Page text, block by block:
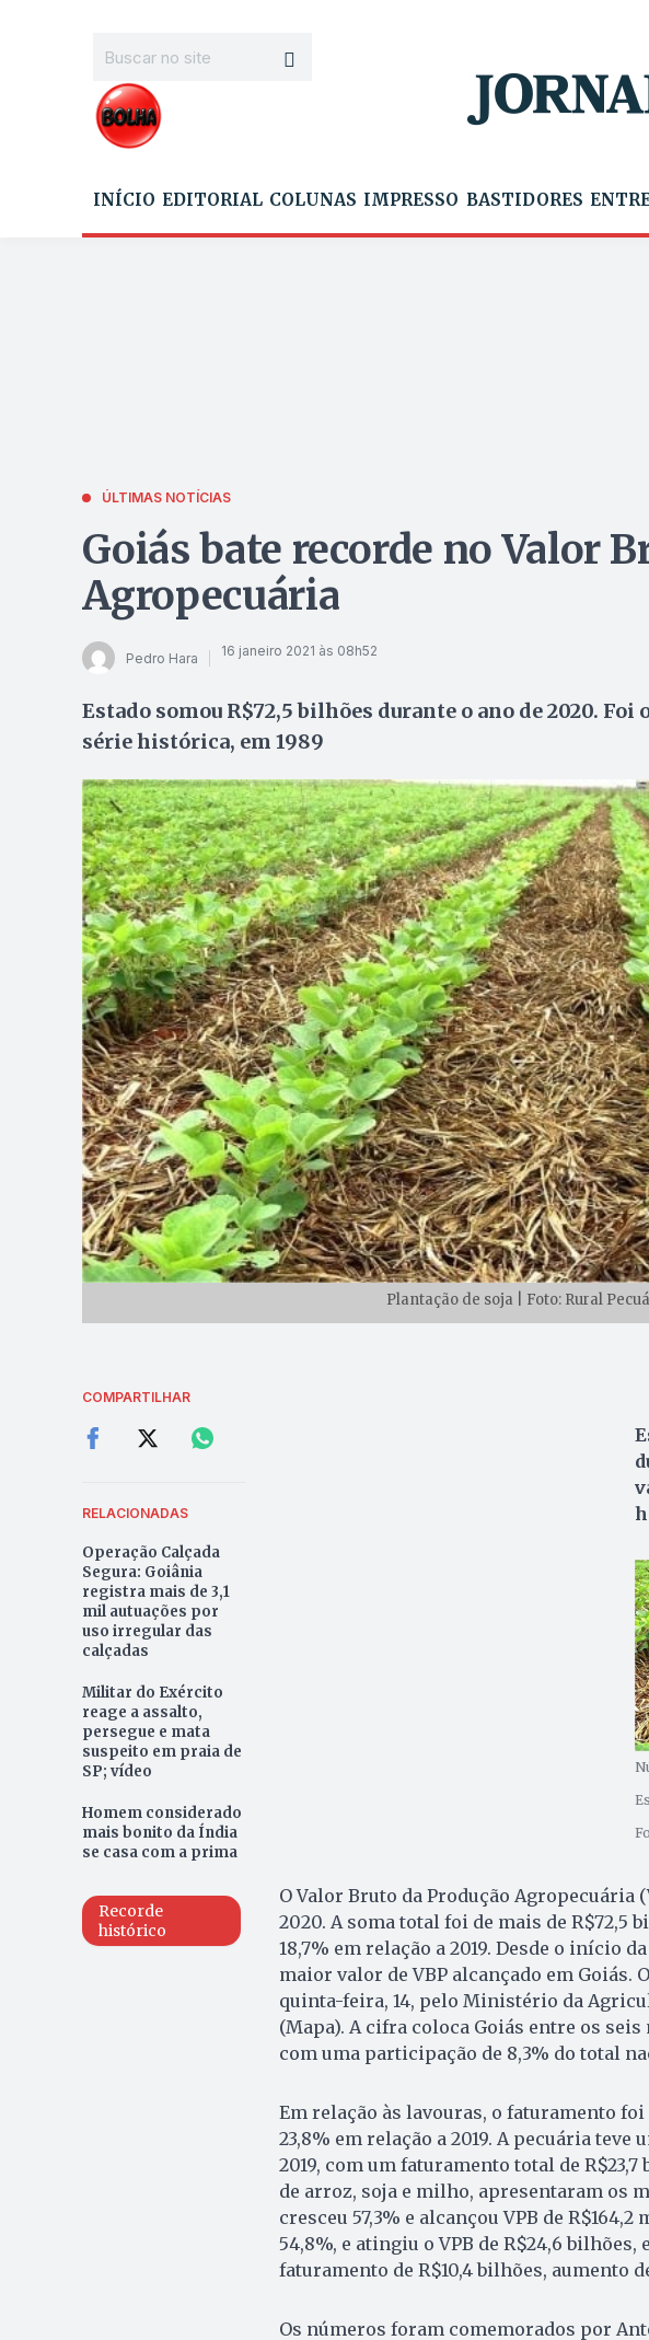
INÍCIO EDITORIAL COLUNAS IMPRESSO BASTIDORES
ÚLTIMAS NOTÍCIAS
Goiás bate recorde no Valor
Agropecuária
Pedro Hara 16 janeiro 2021 às 08h52
Estado somou R$72,5 bilhões durante o ano de 2020.
série histórica, em 1989
Plantação de soja | Foto: Rural
COMPARTILHAR
RELACIONADAS
Operação Calçada
Segura: Goiânia
registra mais de 3,1
mil autuações por
uso irregular das
calçadas
Militar do Exército
reage a assalto,
persegue e mata
suspeito em praia de
SP; vídeo
Homem considerado
mais bonito da Índia
se casa com a prima
Recorde
histórico
O Valor Bruto da Produção Agropecuária
2020. A soma total foi de mais de R$72,5
18,7% em relação a 2019. Desde o início
maior valor de VBP alcançado em Goiás.
quinta-feira, 14, pelo Ministério da
(Mapa). A cifra coloca Goiás entre os seis
com uma participação de 8,3% do total
Em relação às lavouras, o faturamento
23,8% em relação a 2019. A pecuária teve
2019, com um faturamento total de
de arroz, soja e milho, apresentaram os
cresceu 57,3% e alcançou VPB de
54,8%, e atingiu o VPB de R$24,6
faturamento de R$10,4 bilhões, aumento
Os números foram comemorados por